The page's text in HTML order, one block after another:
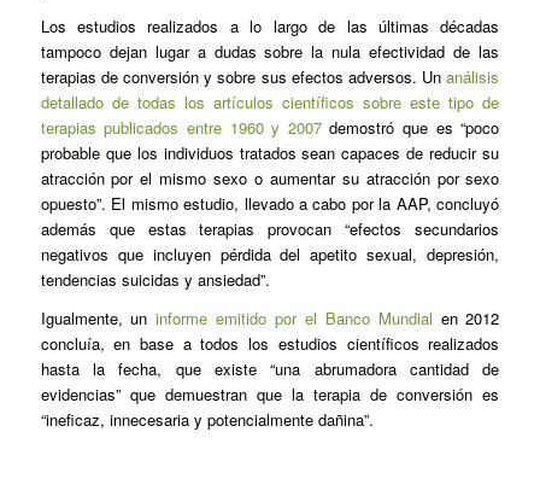
Los estudios realizados a lo largo de las últimas décadas
tampoco dejan lugar a dudas sobre la nula efectividad de las
terapias de conversión y sobre sus efectos adversos. Unanálisis
detallado de todas los artículos científicos sobre este tipo de
terapias publicados entre 1960 y 2007demostró que es “poco
probable que los individuos tratados sean capaces de reducir su
atracción por el mismo sexo o aumentar su atracción por sexo
opuesto”. El mismo estudio, llevado a cabo por la AAP, concluyó
además que estas terapias provocan “efectos secundarios
negativos que incluyen pérdida del apetito sexual, depresión,
tendencias suicidas y ansiedad”.
Igualmente, uninforme emitido por el Banco Mundial en 2012
concluía, en base a todos los estudios científicos realizados
hasta la fecha, que existe “una abrumadora cantidad de
evidencias” que demuestran que la terapia de conversión es
“ineficaz, innecesaria y potencialmente dañina”.